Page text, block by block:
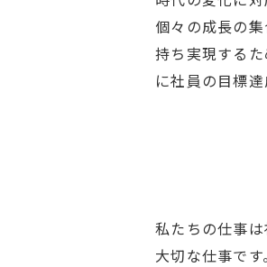
個々の成長の
持ち実現する
に社員の目標
私たちの仕事
大切な仕事で